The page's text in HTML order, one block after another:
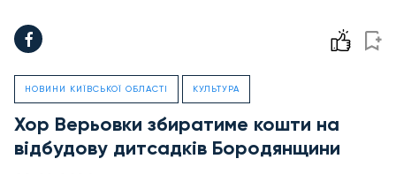
НОВИНИ КИЇВСЬКОЇ ОБЛАСТІ КУЛЬТУРА
Хор Верьовки збиратиме кошти на
відбудову дитсадків Бородянщини